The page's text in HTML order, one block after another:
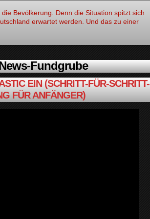
Bevölkerung. Denn die Situation spitzt sich
erwartet werden. Und das zu einer
Fundgrube
EIN (SCHRITT-FÜR-SCHRITT-
FÜR ANFÄNGER)